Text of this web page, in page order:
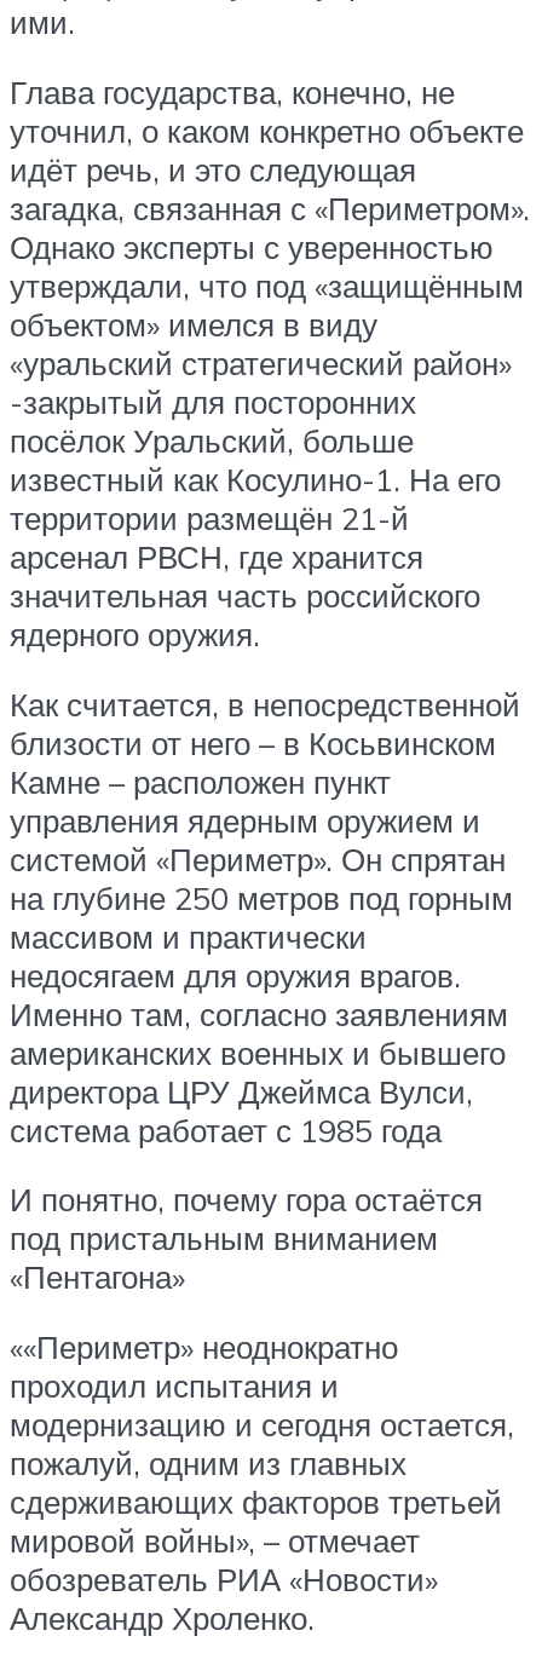
ими.
Глава государства, конечно, не
уточнил, о каком конкретно объекте
идёт речь, и это следующая
загадка, связанная с «Периметром».
Однако эксперты с уверенностью
утверждали, что под «защищённым
объектом» имелся в виду
«уральский стратегический район»
-закрытый для посторонних
посёлок Уральский, больше
известный как Косулино-1. На его
территории размещён 21-й
арсенал РВСН, где хранится
значительная часть российского
ядерного оружия.
Как считается, в непосредственной
близости от него – в Косьвинском
Камне – расположен пункт
управления ядерным оружием и
системой «Периметр». Он спрятан
на глубине 250 метров под горным
массивом и практически
недосягаем для оружия врагов.
Именно там, согласно заявлениям
американских военных и бывшего
директора ЦРУ Джеймса Вулси,
система работает с 1985 года
И понятно, почему гора остаётся
под пристальным вниманием
«Пентагона»
««Периметр» неоднократно
проходил испытания и
модернизацию и сегодня остается,
пожалуй, одним из главных
сдерживающих факторов третьей
мировой войны», – отмечает
обозреватель РИА «Новости»
Александр Хроленко.